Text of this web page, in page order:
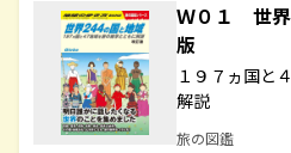
Ｗ０１ 世
版
１９７ヵ国と
解説
旅の図鑑